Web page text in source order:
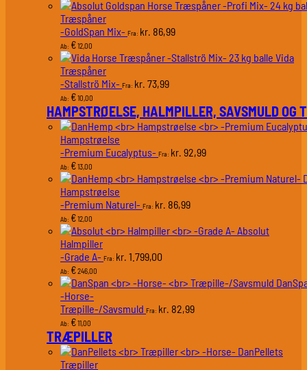
Træspåner
-GoldSpan Mix- Fra: kr. 86,99
Ab: €12,00
Vida
Træspåner
-Stallströ Mix- Fra: kr. 73,99
Ab: €10,00
HAMPSTRØELSE, HALMPILLER, SAVSMULD OG
Hampstrøelse
-Premium Eucalyptus- Fra: kr. 92,99
Ab: €13,00
Hampstrøelse
-Premium Naturel- Fra: kr. 86,99
Ab: €12,00
Absolut
Halmpiller
-Grade A- Fra: kr. 1.799,00
Ab: €246,00
-Horse-
Træpille-/Savsmuld Fra: kr. 82,99
Ab: €11,00
TRÆPILLER
DanPellets
Træpiller